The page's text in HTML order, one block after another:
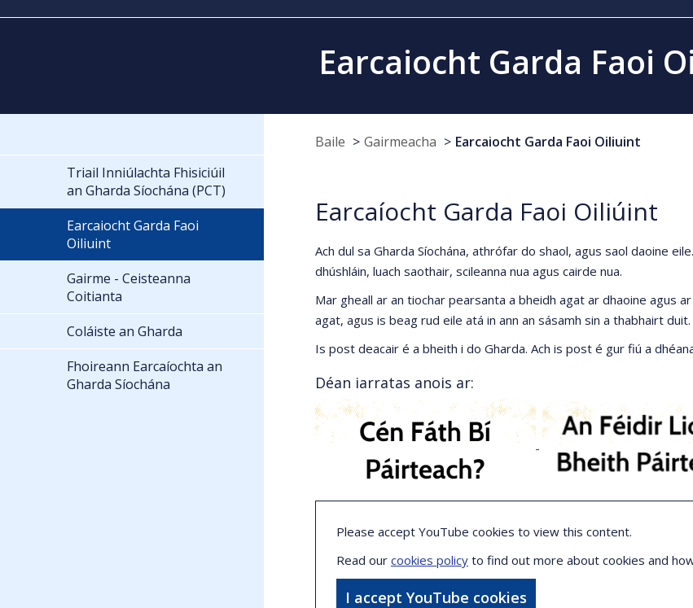
Earcaiocht Garda Faoi
Baile Gairmeacha Earcaiocht Garda Faoi Oiliuint
Earcaíocht Garda Faoi Oiliúint
Ach dul sa Gharda Síochána, athrófar do shaol, agus saol daoine
dhúshláin, luach saothair, scileanna nua agus cairde nua.
Mar gheall ar an tiochar pearsanta a bheidh agat ar dhaoine agus
agat, agus is beag rud eile atá in ann an sásamh sin a thabhairt duit.
Is post deacair é a bheith i do Gharda. Ach is post é gur fiú a
Déan iarratas anois ar:
Please accept YouTube cookies to view this content.
Read our cookies policy to find out more about cookies and
I accept YouTube cookies
Triail Inniúlachta Fhisiciúil
an Gharda Síochána (PCT)
Earcaiocht Garda Faoi
Oiliuint
Gairme - Ceisteanna
Coitianta
Coláiste an Gharda
Fhoireann Earcaíochta an
Gharda Síochána